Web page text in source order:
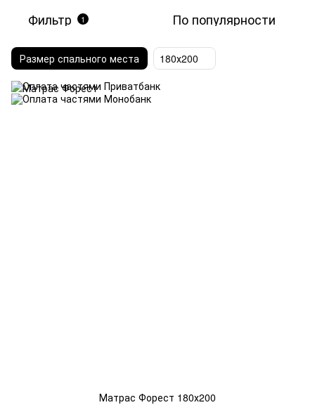
Фильтр 1 По популярности
Размер спального места 180х200
Матрас Форест 180х200